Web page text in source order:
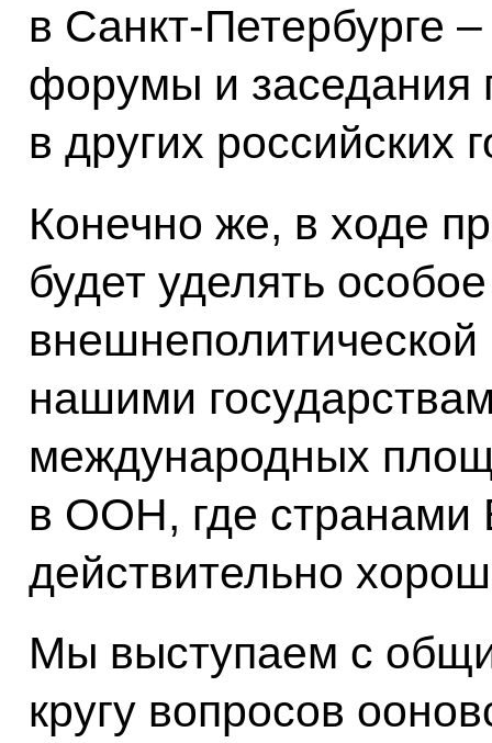
в Санкт‑Петербурге
форумы и заседания
в других российских
Конечно же, в ходе
будет уделять
нашими
международных
в ООН, где
действительно
Мы выступаем с
кругу вопросов